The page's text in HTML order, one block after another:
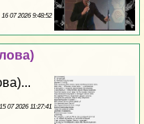
16 07 2026 9:48:52
15 07 2026 11:27:41